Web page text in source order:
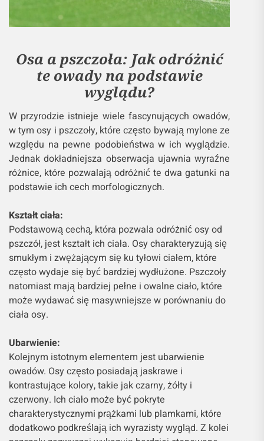
Osa a pszczoła: Jak odróżnić
te owady na podstawie
wyglądu?
W przyrodzie istnieje wiele fascynujących owadów,
w tym osy i pszczoły, które często bywają mylone ze
względu na pewne podobieństwa w ich wyglądzie.
Jednak dokładniejsza obserwacja ujawnia wyraźne
różnice, które pozwalają odróżnić te dwa gatunki na
podstawie ich cech morfologicznych.
Kształt ciała:
Podstawową cechą, która pozwala odróżnić osy od
pszczół, jest kształt ich ciała. Osy charakteryzują się
smukłym i zwężającym się ku tyłowi ciałem, które
często wydaje się być bardziej wydłużone. Pszczoły
natomiast mają bardziej pełne i owalne ciało, które
może wydawać się masywniejsze w porównaniu do
ciała osy.
Ubarwienie:
Kolejnym istotnym elementem jest ubarwienie
owadów. Osy często posiadają jaskrawe i
kontrastujące kolory, takie jak czarny, żółty i
czerwony. Ich ciało może być pokryte
charakterystycznymi prążkami lub plamkami, które
dodatkowo podkreślają ich wyrazisty wygląd. Z kolei